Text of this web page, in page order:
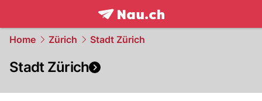
frontpage.NAU.ch
Home Zürich Stadt Zürich
Stadt Zürich